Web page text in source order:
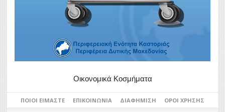
Οικονομικά Κοσμήματα
ΠΟΙΟΙ ΕΊΜΑΣΤΕ ΕΠΙΚΟΙΝΩΝΊΑ ΔΙΑΦΉΜΙΣΗ ΌΡΟΙ ΧΡΉΣΗΣ